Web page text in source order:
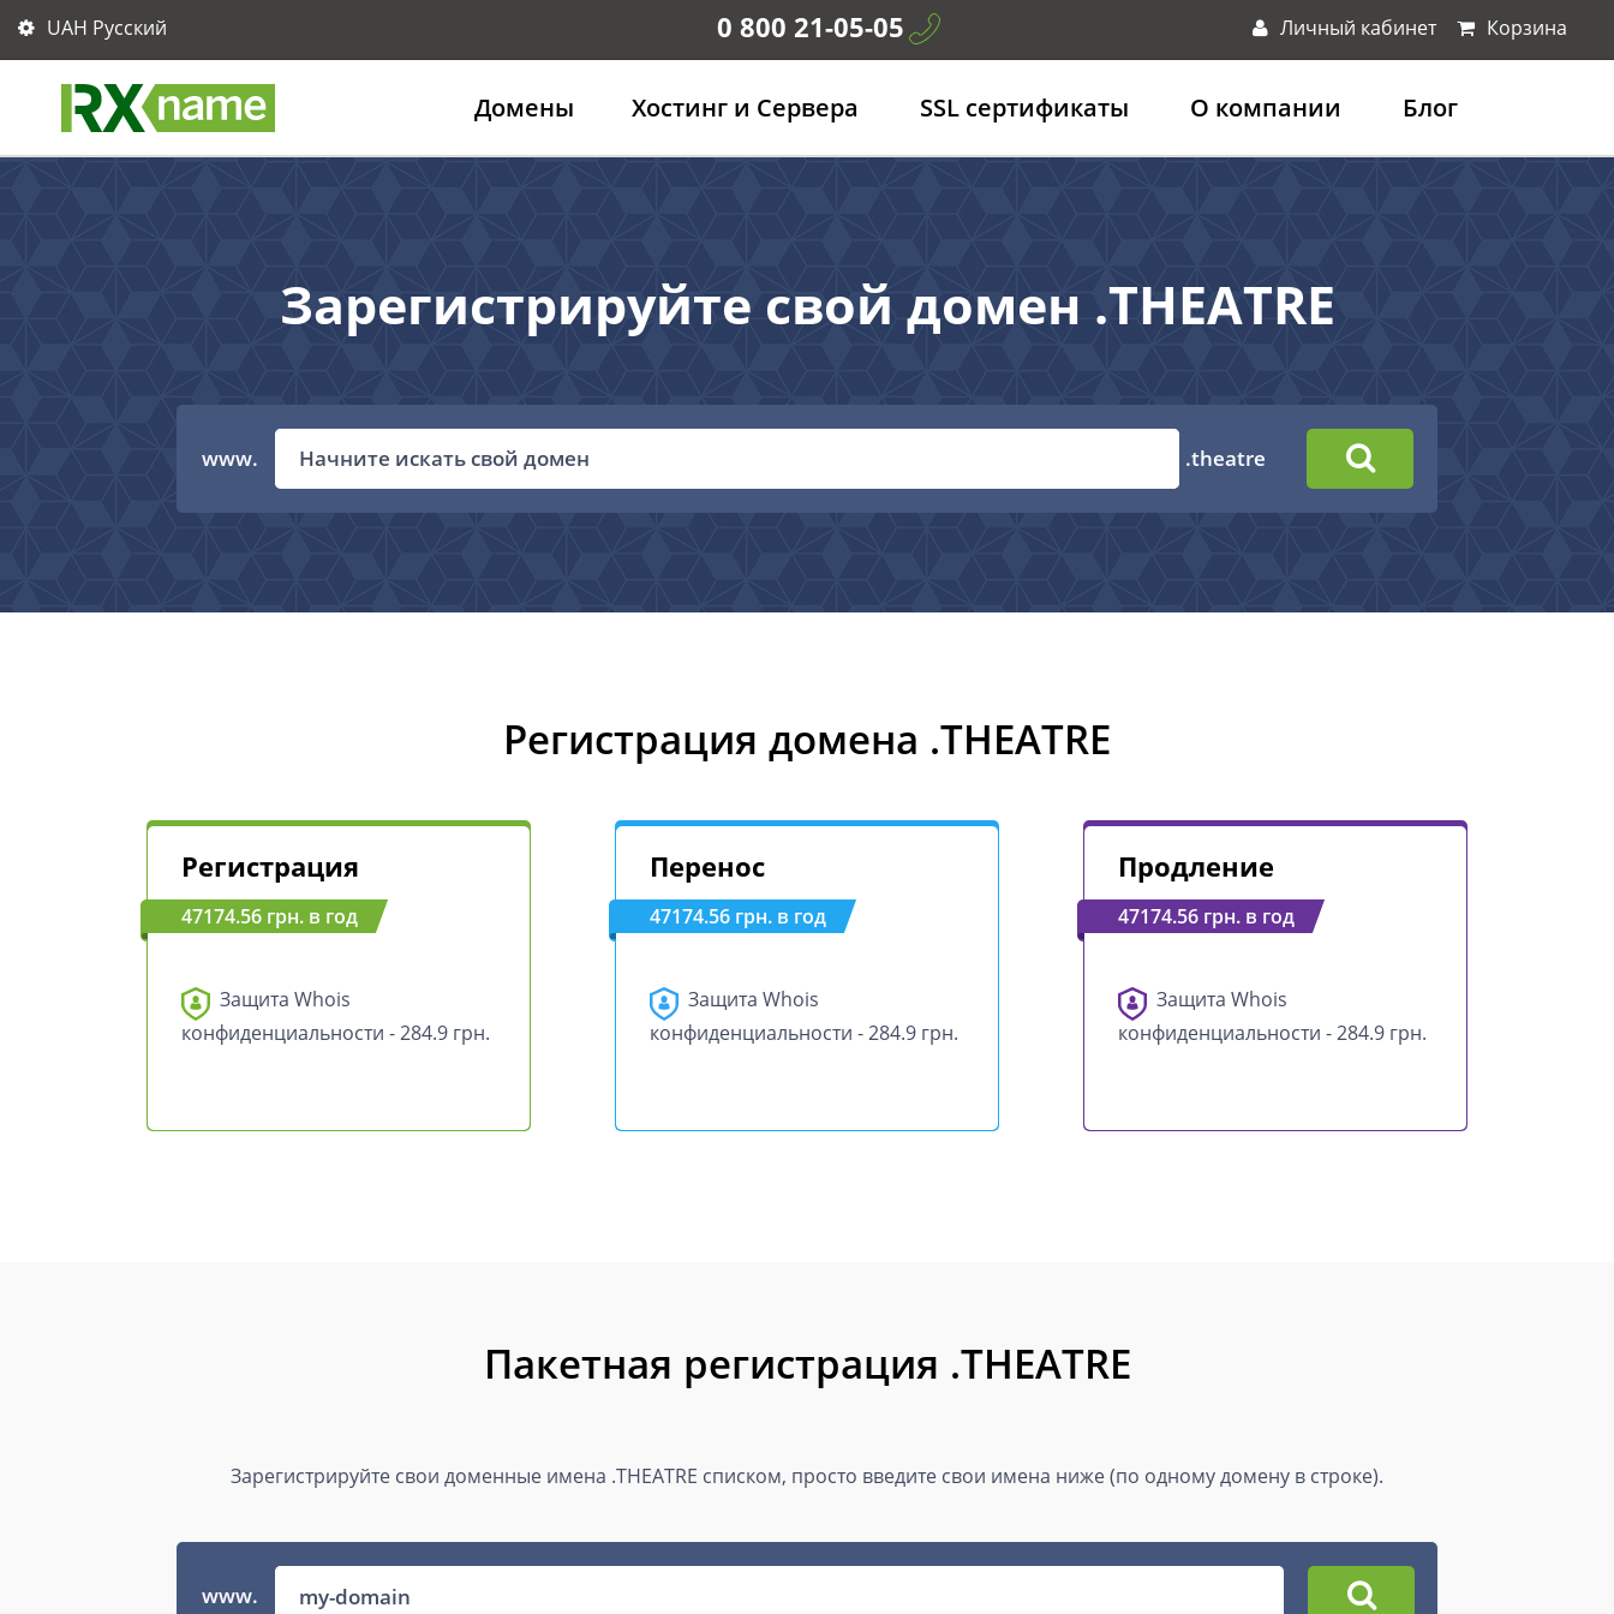
UAH Русский 0 800 21-05-05 Личный кабинет Корзина
Домены Хостинг и Сервера SSL сертификаты О компании Блог
Зарегистрируйте свой домен .THEATRE
www. .theatre
Регистрация домена .THEATRE
Регистрация
47174.56 грн. в год
Защита Whois
конфиденциальности - 284.9 грн.
Перенос
47174.56 грн. в год
Защита Whois
конфиденциальности - 284.9 грн.
Продление
47174.56 грн. в год
Защита Whois
конфиденциальности - 284.9 грн.
Пакетная регистрация .THEATRE
Зарегистрируйте свои доменные имена .THEATRE списком, просто введите свои имена ниже (по одному домену в строке).
www.